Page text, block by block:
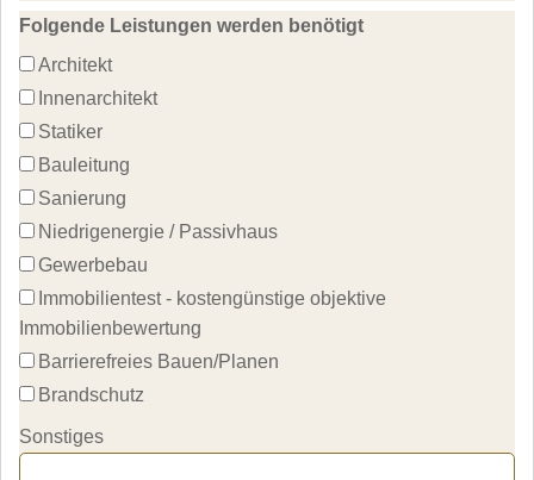
Folgende Leistungen werden benötigt
Architekt
Innenarchitekt
Statiker
Bauleitung
Sanierung
Niedrigenergie / Passivhaus
Gewerbebau
Immobilientest - kostengünstige objektive
Immobilienbewertung
Barrierefreies Bauen/Planen
Brandschutz
Sonstiges